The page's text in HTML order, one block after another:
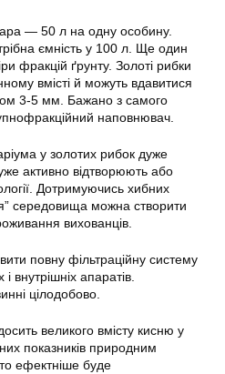
— 50 л на одну особину.
ємність у 100 л. Ще один
фракцій ґрунту. Золоті рибки
вмісті й можуть вдавитися
3-5 мм. Бажано з самого
наповнювач.
у золотих рибок дуже
активно відтворюють або
Дотримуючись хибних
середовища можна створити
вихованців.
повну фільтраційну систему
внутрішніх апаратів.
цілодобово.
великого вмісту кисню у
показників природним
ефектніше буде